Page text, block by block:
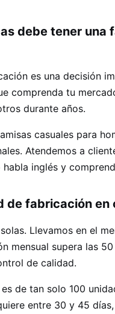
debe tener una
es una decisión
comprenda tu
durante años.
casuales para
Atendemos a
habla inglés y
de fabricación en
Llevamos en el
mensual supera las
de calidad.
de tan solo 100
entre 30 y 45